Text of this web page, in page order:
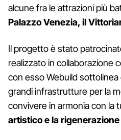
alcune fra le attrazioni più
Palazzo Venezia, il
Il progetto è stato
realizzato in collaborazione
con esso Webuild
grandi infrastrutture per la
convivere in armonia con la
artistico e la